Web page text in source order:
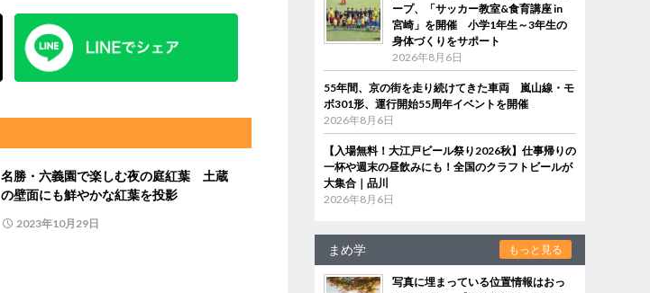
名勝・六義園で楽しむ夜の庭紅葉 土蔵
の壁面にも鮮やかな紅葉を投影
2023年10月29日
ープ、「サッカー教室&食育講座 in
宮崎」を開催 小学1年生～3年生の
身体づくりをサポート
2026年8月6日
55年間、京の街を走り続けてきた車両 嵐山線・モ
ボ301形、運行開始55周年イベントを開催
2026年8月6日
【入場無料！大江戸ビール祭り2026秋】仕事帰りの
一杯や週末の昼飲みにも！全国のクラフトビールが
大集合｜品川
2026年8月6日
まめ学 もっと見る
写真に埋まっている位置情報はおっ